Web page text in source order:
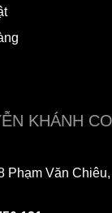
KHÁNH
Phạm Văn